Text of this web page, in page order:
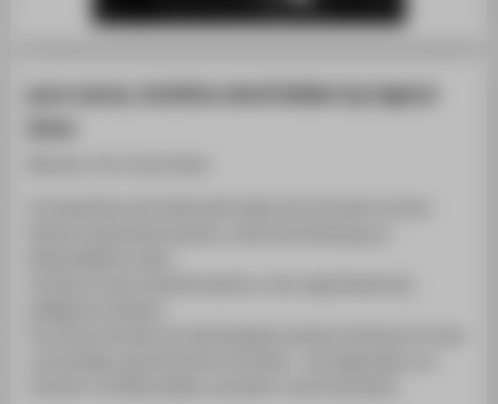
pure sense, intuitive mind hidden by logical